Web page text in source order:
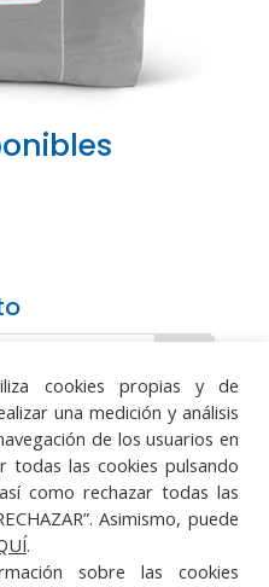
protección de datos
Integrado de
cookies propias y de
una medición y análisis
de los usuarios en
todas las cookies pulsando
como rechazar todas las
Asimismo, puede
.
sobre las cookies